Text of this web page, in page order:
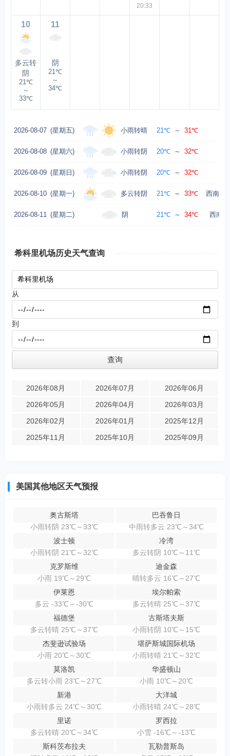
20:33
10
多云转
阴
21℃
～
33℃
11
阴
21℃
～
34℃
2026-08-07 (星期五) 小雨转晴 21℃ ～ 31℃
2026-08-08 (星期六) 小雨转阴 20℃ ～ 32℃
2026-08-09 (星期日) 小雨转阴 20℃ ～ 32℃
2026-08-10 (星期一) 多云转阴 21℃ ～ 33℃ 西南风
2026-08-11 (星期二) 阴 21℃ ～ 34℃ 西南
希科里机场历史天气查询
从
到
2026年08月 2026年07月
2026年06月
2026年05月
2026年04月
2026年03月
2026年02月
2026年01月
2025年12月
2025年11月
2025年10月 2025年09月
美国其他地区天气预报
奥古斯塔
小雨转阴 23℃～33℃
巴吞鲁日
中雨转多云 23℃～34℃
波士顿
小雨转阴 21℃～32℃
冷湾
多云转阴 10℃～11℃
克罗斯维
小雨 19℃～29℃
迪金森
晴转多云 16℃～27℃
伊莱恩
多云 -33℃～-30℃
埃尔帕索
多云转晴 25℃～37℃
福德堡
多云转晴 25℃～37℃
古斯塔夫斯
小雨转阴 10℃～15℃
杰斐逊试验场
小雨 20℃～30℃
堪萨斯城国际机场
小雨转晴 21℃～32℃
莫洛凯
多云转小雨 23℃～27℃
华盛顿山
小雨 10℃～20℃
新港
小雨转多云 24℃～30℃
大洋城
小雨转晴 24℃～28℃
里诺
多云转晴 20℃～34℃
罗西拉
小雪 -16℃～-13℃
斯科茨布拉夫
瓦勒普斯岛